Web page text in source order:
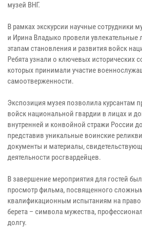
музей ВНГ.
В рамках экскурсии научные сотрудники
и Ирина Владыко провели
этапам становления и развития войск
Ребята узнали о ключевых исторических
которых принимали участие
самоотверженности.
Экспозиция музея позволила курсантам
войск национальной гвардии в лицах и
внутренней и конвойной стражи России
представив уникальные воинские
документы и материалы,
деятельности росгвардейцев.
В завершение мероприятия для гостей
просмотр фильма, посвященного
квалификационным испытаниям на
берета – символа мужества,
долгу.